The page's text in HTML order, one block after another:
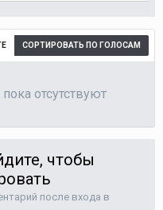
СОРТИРОВАТЬ ПО ГОЛОСАМ
отсутствуют
чтобы
после входа в